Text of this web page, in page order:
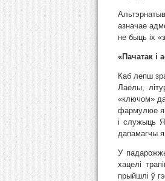
азначае
не быць іх
«Пачатак і
Каб лепш
Лаёлы,
«ключом»
фармулюе
і служыць
дапамагчы
У
хацелі
прыйшлі ў